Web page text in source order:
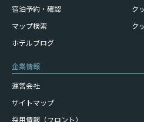
宿泊予約・確認
マップ検索
ホテルブログ
ク
ク
企業情報
運営会社
サイトマップ
採用情報（フロント）